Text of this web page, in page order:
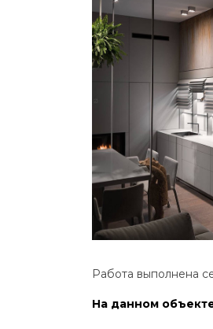
Работа выполнена
На данном